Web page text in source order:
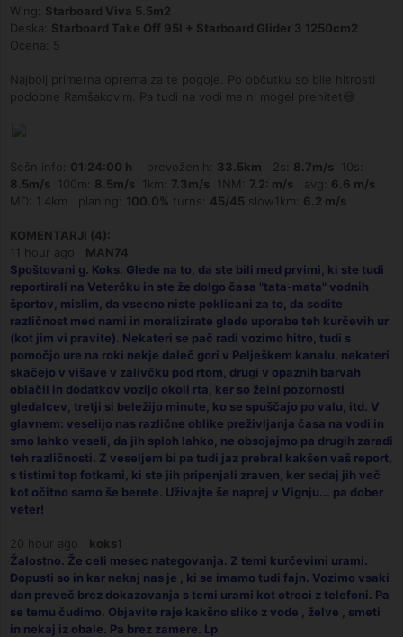
Wing: Starboard Viva 5.5m2
Deska: Starboard Take Off 95l + Starboard Glider 3 1250cm2
Ocena: 5
Najbolj primerna oprema za te pogoje. Po občutku so bile hitrosti
podobne Ramšakovim. Pa tudi na vodi me ni mogel prehitet😅
Sešn info: 01:24:00 h prevoženih: 33.5km 2s: 8.7m/s 10s:
8.5m/s 100m: 8.5m/s 1km: 7.3m/s 1NM: 7.2: m/s avg: 6.6 m/s
MD: 1.4km planing: 100.0% turns: 45/45 slow1km: 6.2 m/s
KOMENTARJI (4):
11 hour ago MAN74
Spoštovani g. Koks. Glede na to, da ste bili med prvimi, ki ste tudi
reportirali na Veterčku in ste že dolgo časa "tata-mata" vodnih
športov, mislim, da vseeno niste poklicani za to, da sodite
različnost med nami in moralizirate glede uporabe teh kurčevih ur
(kot jim vi pravite). Nekateri se pač radi vozimo hitro, tudi s
pomočjo ure na roki nekje daleč gori v Pelješkem kanalu, nekateri
skačejo v višave v zalivčku pod rtom, drugi v opaznih barvah
oblačil in dodatkov vozijo okoli rta, ker so želni pozornosti
gledalcev, tretji si beležijo minute, ko se spuščajo po valu, itd. V
glavnem: veselijo nas različne oblike preživljanja časa na vodi in
smo lahko veseli, da jih sploh lahko, ne obsojajmo pa drugih zaradi
teh različnosti. Z veseljem bi pa tudi jaz prebral kakšen vaš report,
s tistimi top fotkami, ki ste jih pripenjali zraven, ker sedaj jih več
kot očitno samo še berete. Uživajte še naprej v Vignju... pa dober
veter!
20 hour ago koks1
Žalostno. Že celi mesec nategovanja. Z temi kurčevimi urami.
Dopusti so in kar nekaj nas je , ki se imamo tudi fajn. Vozimo vsaki
dan preveč brez dokazovanja s temi urami kot otroci z telefoni. Pa
se temu čudimo. Objavite raje kakšno sliko z vode , želve , smeti
in nekaj iz obale. Pa brez zamere. Lp